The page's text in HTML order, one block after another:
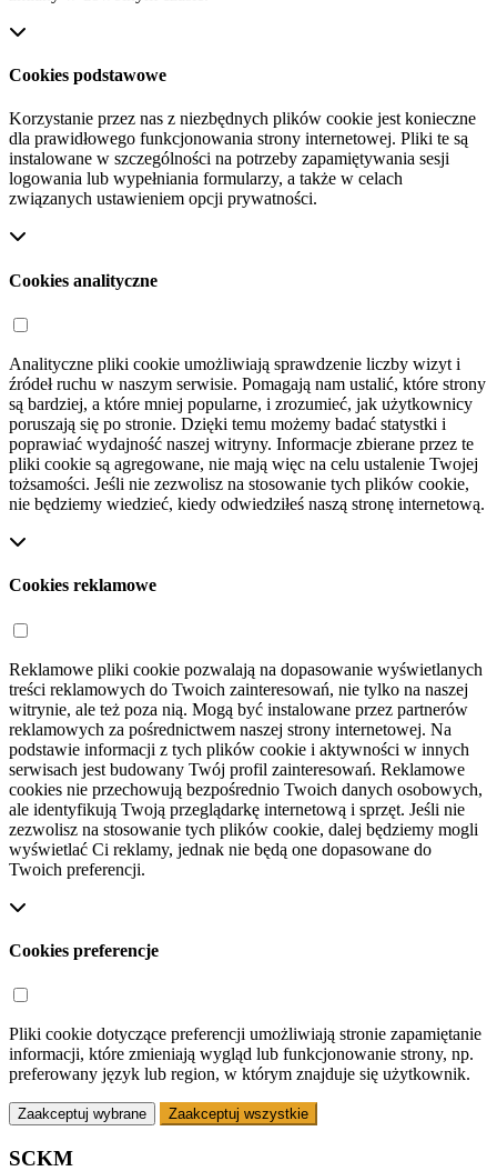
Cookies podstawowe
Korzystanie przez nas z niezbędnych plików cookie jest konieczne
dla prawidłowego funkcjonowania strony internetowej. Pliki te są
instalowane w szczególności na potrzeby zapamiętywania sesji
logowania lub wypełniania formularzy, a także w celach
związanych ustawieniem opcji prywatności.
Cookies analityczne
Analityczne pliki cookie umożliwiają sprawdzenie liczby wizyt i
źródeł ruchu w naszym serwisie. Pomagają nam ustalić, które strony
są bardziej, a które mniej popularne, i zrozumieć, jak użytkownicy
poruszają się po stronie. Dzięki temu możemy badać statystki i
poprawiać wydajność naszej witryny. Informacje zbierane przez te
pliki cookie są agregowane, nie mają więc na celu ustalenie Twojej
tożsamości. Jeśli nie zezwolisz na stosowanie tych plików cookie,
nie będziemy wiedzieć, kiedy odwiedziłeś naszą stronę internetową.
Cookies reklamowe
Reklamowe pliki cookie pozwalają na dopasowanie wyświetlanych
treści reklamowych do Twoich zainteresowań, nie tylko na naszej
witrynie, ale też poza nią. Mogą być instalowane przez partnerów
reklamowych za pośrednictwem naszej strony internetowej. Na
podstawie informacji z tych plików cookie i aktywności w innych
serwisach jest budowany Twój profil zainteresowań. Reklamowe
cookies nie przechowują bezpośrednio Twoich danych osobowych,
ale identyfikują Twoją przeglądarkę internetową i sprzęt. Jeśli nie
zezwolisz na stosowanie tych plików cookie, dalej będziemy mogli
wyświetlać Ci reklamy, jednak nie będą one dopasowane do
Twoich preferencji.
Cookies preferencje
Pliki cookie dotyczące preferencji umożliwiają stronie zapamiętanie
informacji, które zmieniają wygląd lub funkcjonowanie strony, np.
preferowany język lub region, w którym znajduje się użytkownik.
Zaakceptuj wybrane Zaakceptuj wszystkie
SCKM